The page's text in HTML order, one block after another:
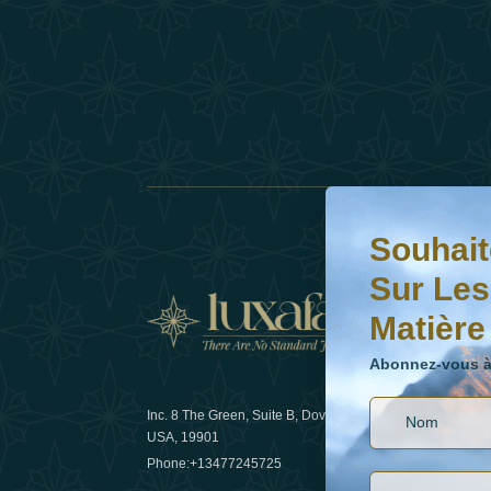
Inc. 8 The Green, Suite B, Dover, DE
USA, 19901
Phone:+13477245725
Comment
les
Souhaitez-vous en
Abonnez-vous à
Sur
Abonnez-vous